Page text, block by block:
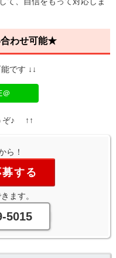
わせ可能★
です ↓↓
＠
ぞ♪ ↑↑
ら！
する
ます。
5015